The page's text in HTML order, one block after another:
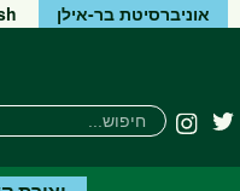
אוניברסיטת בר-אילן
פייסבוקטוויטרInstagram
חיפוש
חיפוש